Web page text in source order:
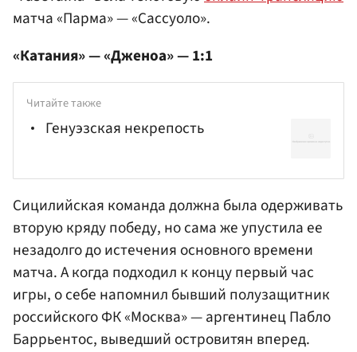
матча «Парма» — «Сассуоло».
«Катания» — «Дженоа» — 1:1
Читайте также
Генуэзская некрепость
Сицилийская команда должна была одерживать
вторую кряду победу, но сама же упустила ее
незадолго до истечения основного времени
матча. А когда подходил к концу первый час
игры, о себе напомнил бывший полузащитник
российского ФК «Москва» — аргентинецПабло
Баррьентос, выведший островитян вперед.